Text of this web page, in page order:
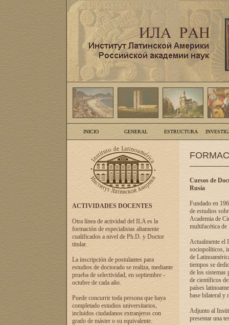
INICIO GENERAL ESTRUCTURA
ACTIVIDADES DOCENTES
Otra línea de actividad del ILA es la
formación de especialistas altamente
cualificados a nivel de Ph.D. y Doctor
titular.
La inscripción de postulantes para
estudios de doctorado se realiza, mediante
prueba de selectividad, en septiembre -
octubre de cada año.
Puede concurrir toda persona que haya
completado estudios universitarios,
incluidos ciudadanos extranjeros con
grado de máster o su equivalente.
Cursos de
Rusia
Fundado en
de estudios
Academia de
multifacética de
Actualmente el
sociopolíticos,
de
tiempos se
de los sistemas
de científicos
países
base bilateral y
Adjunto al
presentar una